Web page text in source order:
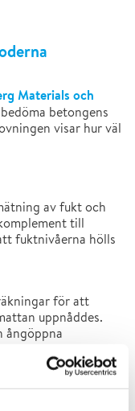
Materials och
betongens
visar hur väl
av fukt och
till
fuktnivåerna hölls
för att
uppnåddes.
ångöppna
därmed ger bättre